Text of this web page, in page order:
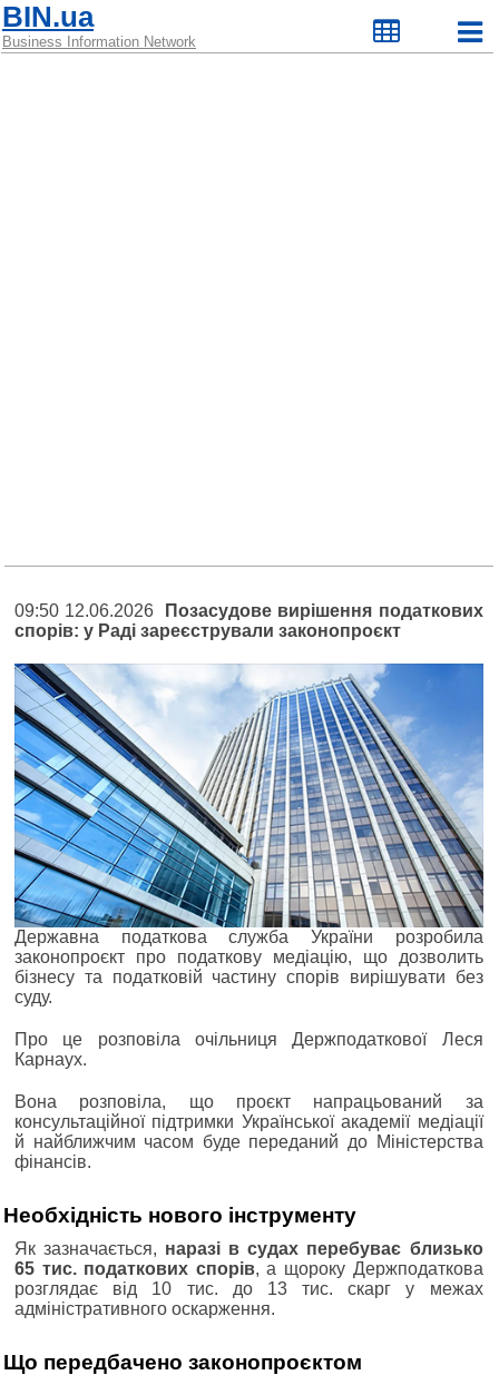
BIN.ua
Business Information Network
09:50 12.06.2026
Позасудове вирішення податкових
спорів: у Раді зареєстрували законопроєкт
Державна податкова служба України розробила
законопроєкт про податкову медіацію, що дозволить
бізнесу та податковій частину спорів вирішувати без
суду.
Про це розповіла очільниця Держподаткової Леся
Карнаух.
Вона розповіла, що проєкт напрацьований за
консультаційної підтримки Української академії медіації
й найближчим часом буде переданий до Міністерства
фінансів.
Необхідність нового інструменту
Як зазначається, наразі в судах перебуває близько
65 тис. податкових спорів, а щороку Держподаткова
розглядає від 10 тис. до 13 тис. скарг у межах
адміністративного оскарження.
Що передбачено законопроєктом